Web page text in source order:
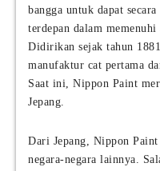
bangga untuk dapat
terdepan dalam
Didirikan sejak tahun
manufaktur cat pertama
Saat ini, Nippon Paint
Jepang.
Dari Jepang, Nippon Paint
negara-negara lainnya.